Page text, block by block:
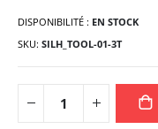
DISPONIBILITÉ : EN STOCK
SKU SILH_TOOL-01-3T